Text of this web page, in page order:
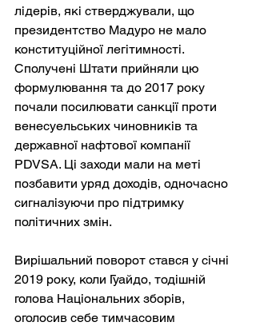
лідерів, які стверджували, що
президентство Мадуро не мало
конституційної легітимності.
Сполучені Штати прийняли цю
формулювання та до 2017 року
почали посилювати санкції проти
венесуельських чиновників та
державної нафтової компанії
PDVSA. Ці заходи мали на меті
позбавити уряд доходів, одночасно
сигналізуючи про підтримку
політичних змін.
Вирішальний поворот стався у січні
2019 року, коли Гуайдо, тодішній
голова Національних зборів,
оголосив себе тимчасовим